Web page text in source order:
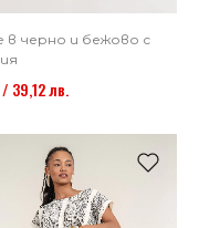
в черно и бежово с
39,12 лв.